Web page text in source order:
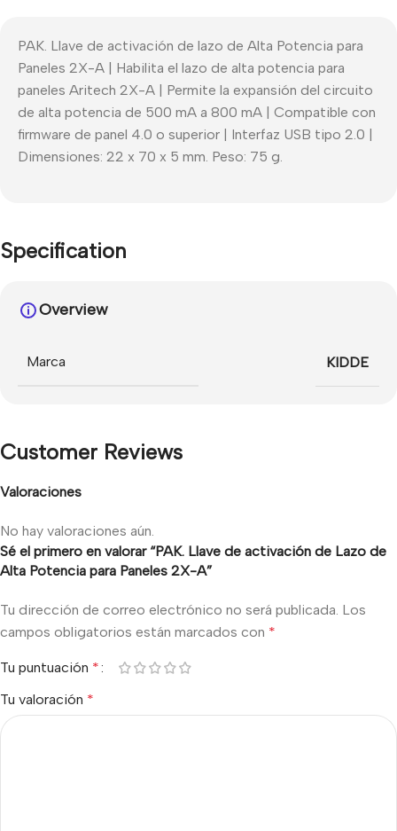
PAK. Llave de activación de lazo de Alta Potencia para
Paneles 2X-A | Habilita el lazo de alta potencia para
paneles Aritech 2X-A | Permite la expansión del circuito
de alta potencia de 500 mA a 800 mA | Compatible con
firmware de panel 4.0 o superior | Interfaz USB tipo 2.0 |
Dimensiones: 22 x 70 x 5 mm. Peso: 75 g.
Specification
Overview
Marca KIDDE
Customer Reviews
Valoraciones
No hay valoraciones aún.
Sé el primero en valorar “PAK. Llave de activación de Lazo de
Alta Potencia para Paneles 2X-A”
Tu dirección de correo electrónico no será publicada. Los
campos obligatorios están marcados con *
Tu puntuación *
Tu valoración *